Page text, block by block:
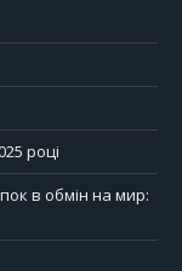
році
в обмін на мир: